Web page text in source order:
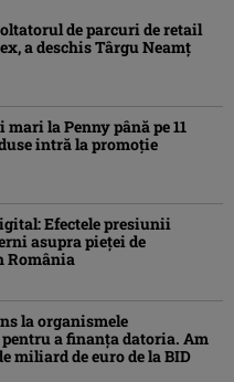
de parcuri de retail
a deschis Târgu Neamț
mari la Penny până pe 11
intră la promoție
Efectele presiunii
asupra pieței de
România
la organismele
a finanța datoria. Am
miliard de euro de la BID